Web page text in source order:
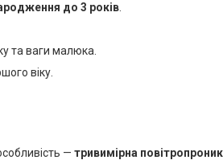
до 3 років
та ваги малюка.
віку.
— тривимірна